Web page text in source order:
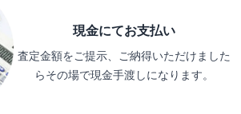
現金にてお支払い
査定金額をご提示、ご納得いただけました
らその場で現金手渡しになります。